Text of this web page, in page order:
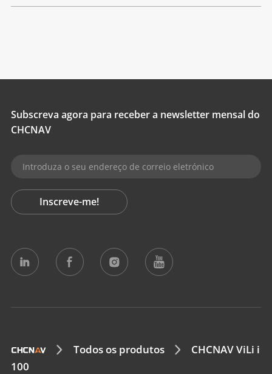
Subscreva agora para receber a newsletter mensal do
CHCNAV
Inscreve-me!
Todos os produtos
CHCNAV ViLi i
100